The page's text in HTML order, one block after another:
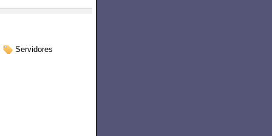
Servidores